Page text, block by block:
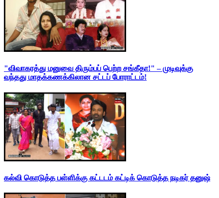
"விவாகரத்து மனுவை திரும்பப் பெற்ற சங்கீதா!" – முடிவுக்கு
வந்தது மாதக்கணக்கிலான சட்டப் போராட்டம்!
கல்வி கொடுத்த பள்ளிக்கு கட்டடம் கட்டிக் கொடுத்த நடிகர் தனுஷ்